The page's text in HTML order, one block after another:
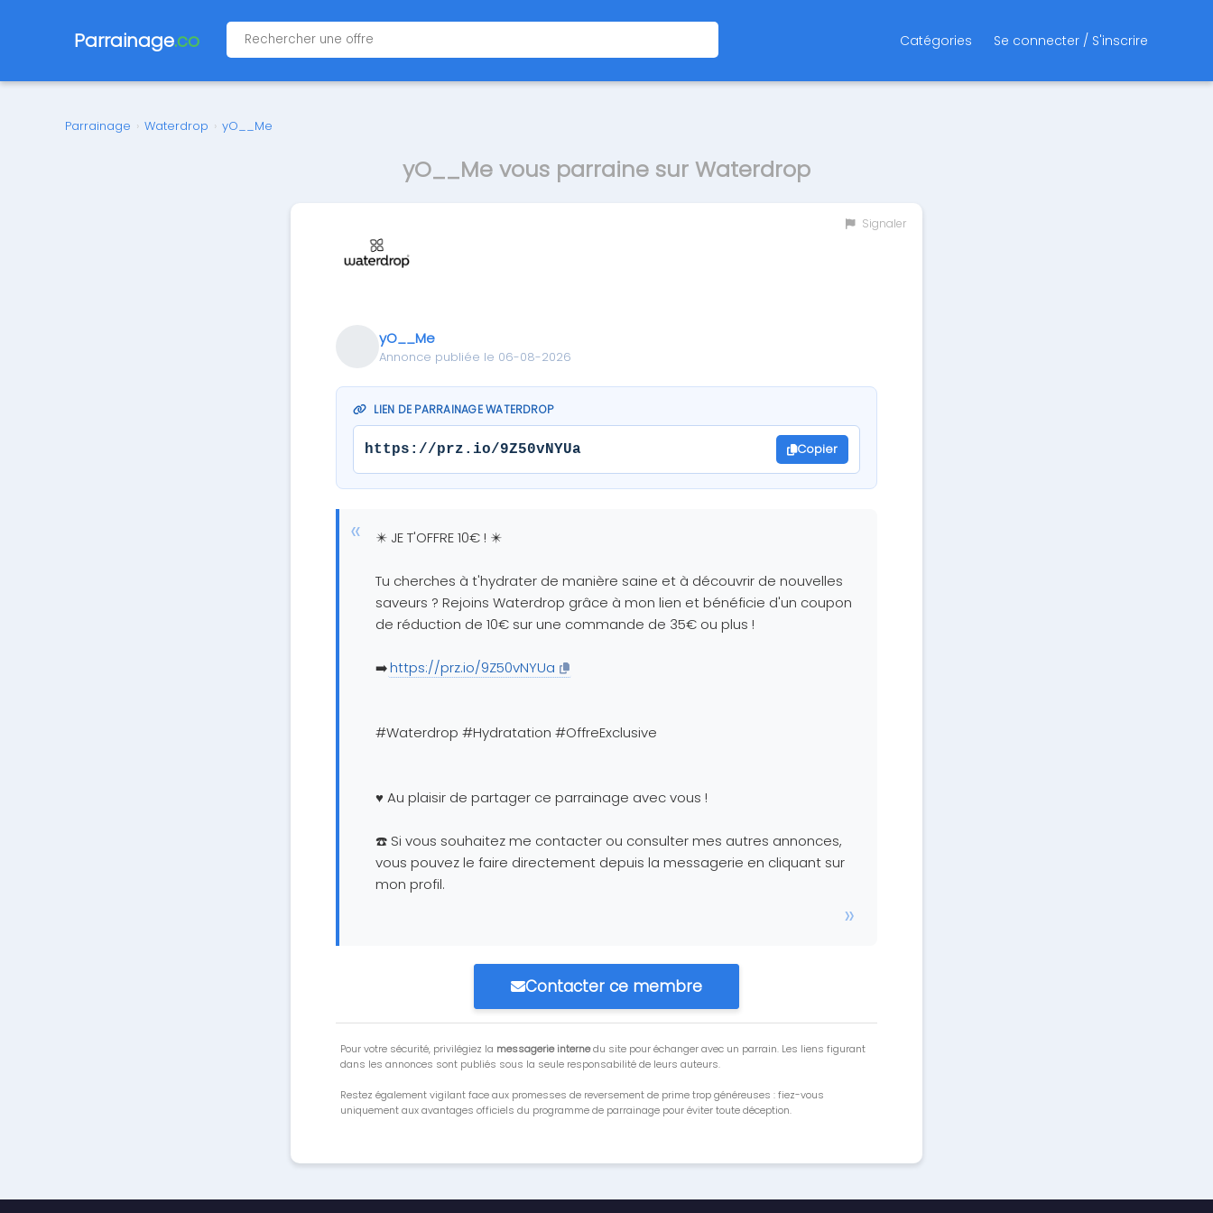
Parrainage.co Catégories Se connecter / S'inscrire
Parrainage › Waterdrop › yO__Me
yO__Me vous parraine sur Waterdrop
Signaler
yO__Me
Annonce publiée le 06-08-2026
LIEN DE PARRAINAGE WATERDROP
https://prz.io/9Z50vNYUa Copier
✴️ JE T'OFFRE 10€ ! ✴️
Tu cherches à t'hydrater de manière saine et à découvrir de nouvelles
saveurs ? Rejoins Waterdrop grâce à mon lien et bénéficie d'un coupon
de réduction de 10€ sur une commande de 35€ ou plus !
➡️https://prz.io/9Z50vNYUa
#Waterdrop #Hydratation #OffreExclusive
♥️ Au plaisir de partager ce parrainage avec vous !
☎️ Si vous souhaitez me contacter ou consulter mes autres annonces,
vous pouvez le faire directement depuis la messagerie en cliquant sur
mon profil.
Contacter ce membre
Pour votre sécurité, privilégiez la messagerie internedu site pour échanger avec un parrain. Les liens figurant
dans les annonces sont publiés sous la seule responsabilité de leurs auteurs.
Restez également vigilant face aux promesses de reversement de prime trop généreuses : fiez-vous
uniquement aux avantages officiels du programme de parrainage pour éviter toute déception.